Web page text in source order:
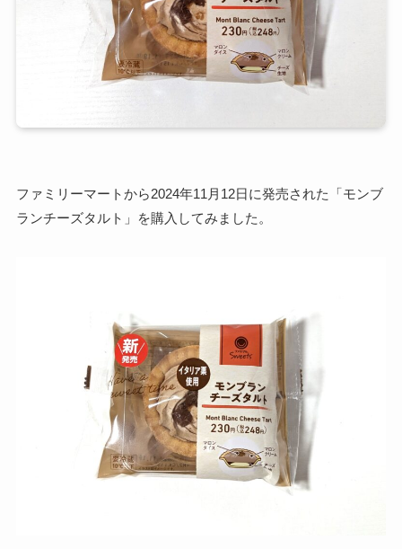
ファミリーマートから2024年11月12日に発売された「モンブ
ランチーズタルト」を購入してみました。